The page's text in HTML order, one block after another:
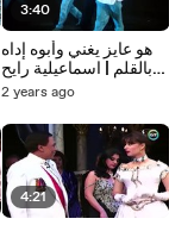
3:40
هو عايز يغني وأبوه إداه
بالقلم | اسماعيلية رايح
جاي
2 years ago
4:21